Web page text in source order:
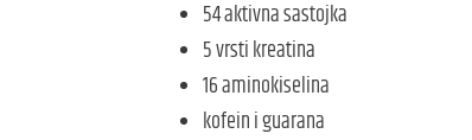
54 aktivna sastojka
5 vrsti kreatina
16 aminokiselina
kofein i guarana